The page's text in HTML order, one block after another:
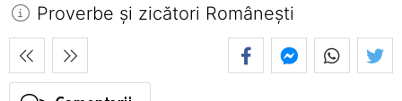
Proverbe și zicători Româneşti